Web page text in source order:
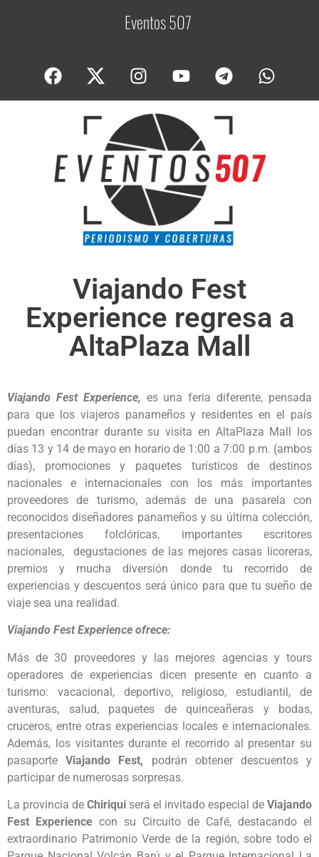
Eventos 507C
Viajando Fest
Experience regresa a
AltaPlaza Mall
Viajando Fest Experience, es una feria diferente, pensada
para que los viajeros panameños y residentes en el país
puedan encontrar durante su visita en AltaPlaza Mall los
días 13 y 14 de mayo en horario de 1:00 a 7:00 p.m. (ambos
días), promociones y paquetes turísticos de destinos
nacionales e internacionales con los más importantes
proveedores de turismo, además de una pasarela con
reconocidos diseñadores panameños y su última colección,
presentaciones folclóricas, importantes escritores
nacionales, degustaciones de las mejores casas licoreras,
premios y mucha diversión donde tu recorrido de
experiencias y descuentos será único para que tu sueño de
viaje sea una realidad.
Viajando Fest Experience ofrece:
Más de 30 proveedores y las mejores agencias y tours
operadores de experiencias dicen presente en cuanto a
turismo: vacacional, deportivo, religioso, estudiantil, de
aventuras, salud, paquetes de quinceañeras y bodas,
cruceros, entre otras experiencias locales e internacionales.
Además, los visitantes durante el recorrido al presentar su
pasaporteViajando Fest, podrán obtener descuentos y
participar de numerosas sorpresas.
La provincia de Chiriquí será el invitado especial de Viajando
Fest Experience con su Circuito de Café, destacando el
extraordinario Patrimonio Verde de la región, sobre todo el